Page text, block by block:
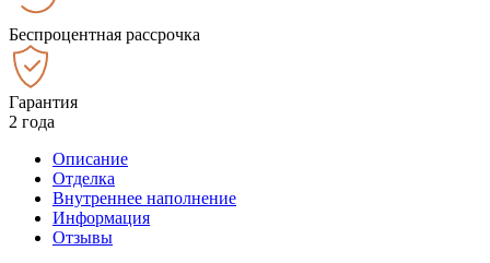
Беспроцентная рассрочка
Гарантия
2 года
Описание
Отделка
Внутреннее наполнение
Информация
Отзывы